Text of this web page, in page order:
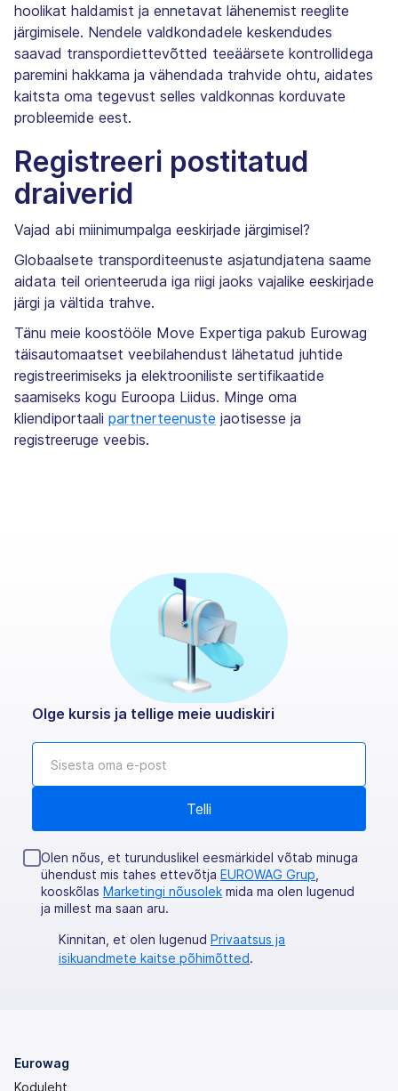
hoolikat haldamist ja ennetavat lähenemist reeglite
järgimisele. Nendele valdkondadele keskendudes
saavad transpordiettevõtted teeäärsete kontrollidega
paremini hakkama ja vähendada trahvide ohtu, aidates
kaitsta oma tegevust selles valdkonnas korduvate
probleemide eest.
Registreeri postitatud
draiverid
Vajad abi miinimumpalga eeskirjade järgimisel?
Globaalsete transporditeenuste asjatundjatena saame
aidata teil orienteeruda iga riigi jaoks vajalike eeskirjade
järgi ja vältida trahve.
Tänu meie koostööle Move Expertiga pakub Eurowag
täisautomaatset veebilahendust lähetatud juhtide
registreerimiseks ja elektrooniliste sertifikaatide
saamiseks kogu Euroopa Liidus. Minge oma
kliendiportaali partnerteenuste jaotisesse ja
registreeruge veebis.
Olge kursis ja tellige meie uudiskiri
Olen nõus, et turunduslikel eesmärkidel võtab minuga
ühendust mis tahes ettevõtja EUROWAG Grup
kooskõlas Marketingi nõusolek mida ma olen lugenud
ja millest ma saan aru.
Kinnitan, et olen lugenud Privaatsus ja
isikuandmete kaitse põhimõtted.
Eurowag
Koduleht